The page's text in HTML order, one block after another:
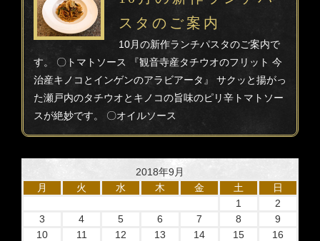
スタのご案内
10月の新作ランチパスタのご案内で
す。 〇トマトソース 『観音寺産タチウオのフリット 今
治産キノコとインゲンのアラビアータ』 サクッと揚がっ
た瀬戸内のタチウオとキノコの旨味のピリ辛トマトソー
スが絶妙です。 〇オイルソース
2018年9月
月
火 水 木 金 土
日
1
2
3
4 5 6 7 8
9
10
11 12 13 14 15
16